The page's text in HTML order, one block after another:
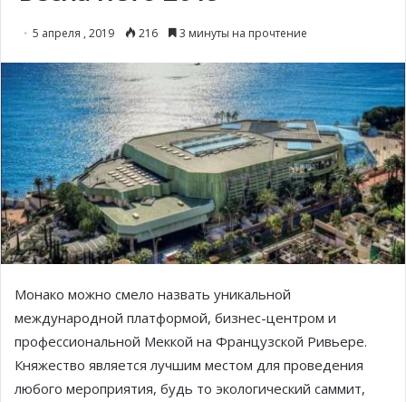
5 апреля , 2019 216 3 минуты на прочтение
Монако можно смело назвать уникальной
международной платформой, бизнес-центром и
профессиональной Меккой на Французской Ривьере.
Княжество является лучшим местом для проведения
любого мероприятия, будь то экологический саммит,